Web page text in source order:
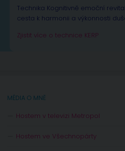
Technika Kognitivně emoční
cesta k harmonii a výkonnosti
Zjistit více o technice KERP
MÉDIA O MNĚ
Hostem v televizi Metropol
Hostem ve Všechnopárty